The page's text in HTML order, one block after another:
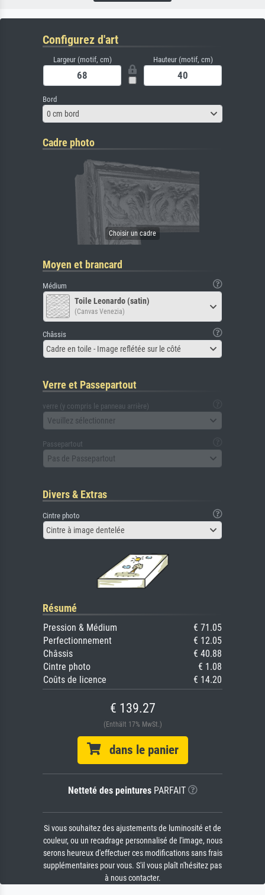
Configurez d'art
Largeur (motif, cm) Hauteur (motif, cm)
Bord
0 cm bord
Cadre photo
Moyen et brancard
Médium
Toile Leonardo (satin)
(Canvas Venezia)
Châssis
Cadre en toile - Image reflétée sur le côté
Verre et Passepartout
verre (y compris le panneau arrière)
Veuillez sélectionner
Passepartout
Pas de Passepartout
Divers & Extras
Cintre photo
Cintre à image dentelée
Résumé
Pression & Médium
€ 71.05
Perfectionnement
€ 12.05
Châssis
€ 40.88
Cintre photo
€ 1.08
Coûts de licence
€ 14.20
€ 139.27
(Enthält 17% MwSt.)
dans le panier
Netteté des peinturesPARFAIT
Si vous souhaitez des ajustements de luminosité et de
couleur, ou un recadrage personnalisé de l'image, nous
serons heureux d'effectuer ces modifications sans frais
supplémentaires pour vous. S'il vous plaît n'hésitez pas
à nous contacter.